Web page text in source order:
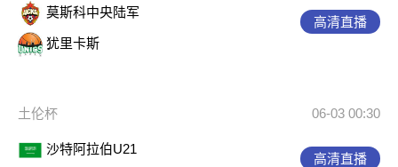
莫斯科中央陆军
犹里卡斯
高清直播
土伦杯 06-03 00:30
沙特阿拉伯U21
高清直播